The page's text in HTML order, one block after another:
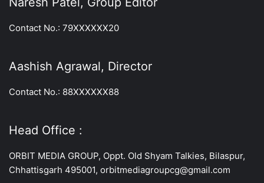
Contact No.: 79XXXXXX20
Aashish Agrawal, Director
Contact No.: 88XXXXXX88
Head Office :
ORBIT MEDIA GROUP, Oppt. Old Shyam Talkies, Bilaspur,
Chhattisgarh 495001, orbitmediagroupcg@gmail.com